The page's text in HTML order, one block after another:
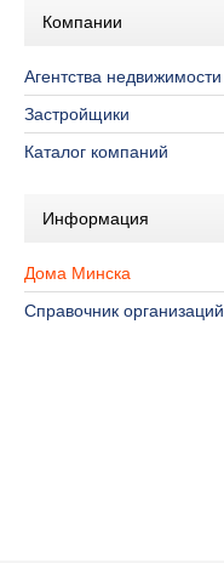
Компании
Агентства недвижимости
Застройщики
Каталог компаний
Информация
Дома Минска
Справочник организаций